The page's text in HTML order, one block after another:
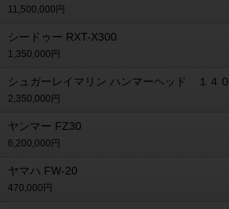
11,500,000円
シードゥー RXT-X300
1,350,000円
シュガーレイマリン ハンマーヘッド １４０
2,350,000円
ヤンマー FZ30
6,200,000円
ヤマハ FW-20
470,000円